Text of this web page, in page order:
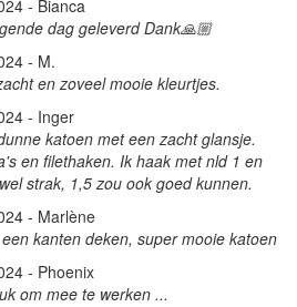
- Bianca
dag geleverd Dank🙏🏼
- M.
en zoveel mooie kleurtjes.
- Inger
katoen met een zacht glansje.
en filethaken. Ik haak met nld 1 en
strak, 1,5 zou ook goed kunnen.
- Marlène
kanten deken, super mooie katoen
- Phoenix
om mee te werken ...